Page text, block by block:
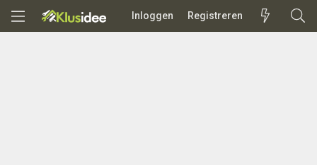
Inloggen Registreren